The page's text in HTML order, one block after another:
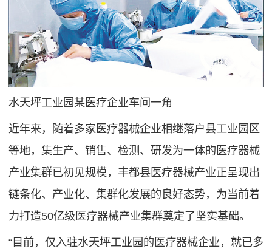
水天坪工业园某医疗企业车间一角
近年来，随着多家医疗器械企业相继落户县工业园区
等地，集生产、销售、检测、研发为一体的医疗器械
产业集群已初见规模，丰都县医疗器械产业正呈现出
链条化、产业化、集群化发展的良好态势，为当前着
力打造50亿级医疗器械产业集群奠定了坚实基础。
“目前，仅入驻水天坪工业园的医疗器械企业，就已多